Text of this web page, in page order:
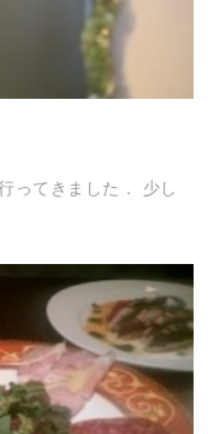
ってきました． 少し